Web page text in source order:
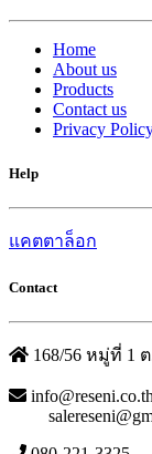
Home
About us
Products
Contact us
Privacy
Help
แคตตาล็อก
Contact
168/56 หมู่ที่ 1
info@reseni.co.th